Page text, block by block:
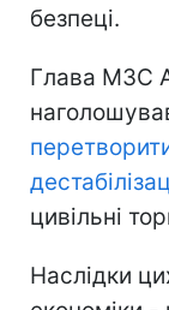
безпеці.
Глава МЗС
цивільні
Наслідки